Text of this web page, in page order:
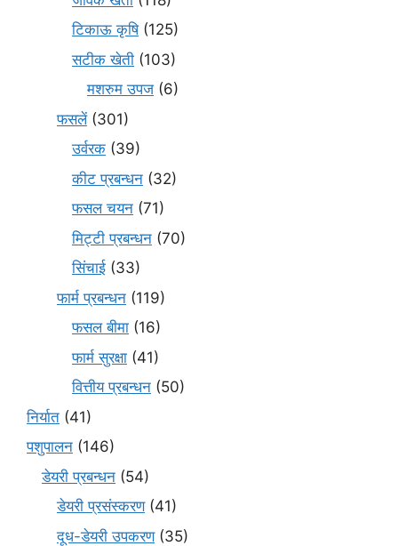
टिकाऊ कृषि(125)
सटीक खेती (103)
मशरुम उपज (6)
फसलें(301)
उर्वरक (39)
कीट प्रबन्धन (32)
फसल चयन (71)
मि‌ट्टी प्रबन्धन (70)
सिंचाई (33)
फार्म प्रबन्धन (119)
फसल बीमा (16)
फार्म सुरक्षा (41)
वित्तीय प्रबन्धन (50)
निर्यात (41)
पशुपालन (146)
डेयरी प्रबन्धन (54)
डेयरी प्रसंस्करण(41)
दूध-डेयरी उपकरण(35)